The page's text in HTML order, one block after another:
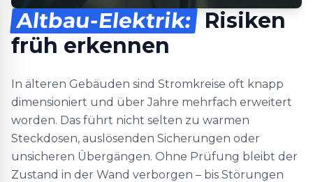
Altbau-Elektrik: Risiken
früh erkennen
In älteren Gebäuden sind Stromkreise oft knapp
dimensioniert und über Jahre mehrfach erweitert
worden. Das führt nicht selten zu warmen
Steckdosen, auslösenden Sicherungen oder
unsicheren Übergängen. Ohne Prüfung bleibt der
Zustand in der Wand verborgen – bis Störungen